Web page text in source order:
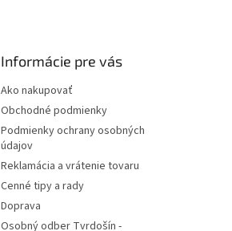
Informácie pre vás
Ako nakupovať
Obchodné podmienky
Podmienky ochrany osobných
údajov
Reklamácia a vrátenie tovaru
Cenné tipy a rady
Doprava
Osobný odber Tvrdošín -